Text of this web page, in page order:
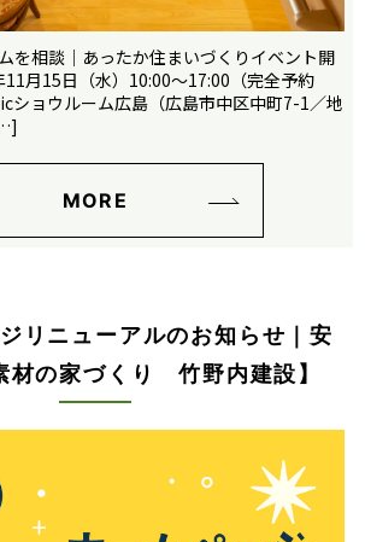
を相談｜あったか住まいづくりイベント開
月15日（水）10:00～17:00（完全予約
ショウルーム広島（広島市中区中町7-1／地
MORE
ジリニューアルのお知らせ｜安
材の家づくり 竹野内建設】